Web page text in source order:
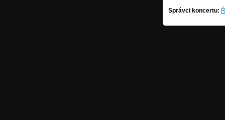
Správci koncertu: